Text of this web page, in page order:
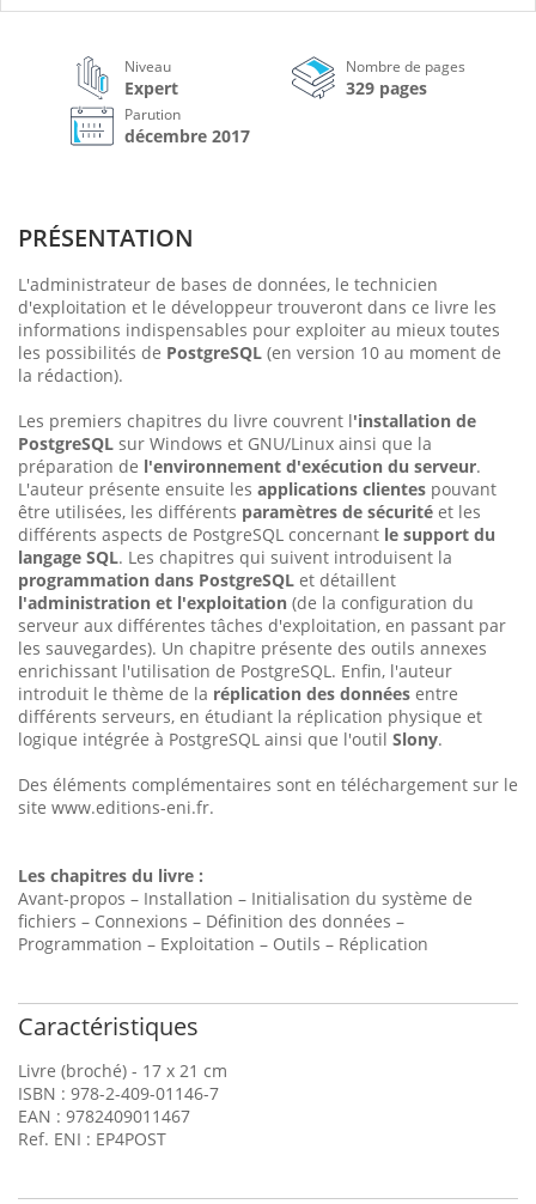
Niveau
Expert
Nombre de pages
329 pages
Parution
décembre 2017
PRÉSENTATION
L'administrateur de bases de données, le technicien
d'exploitation et le développeur trouveront dans ce livre les
informations indispensables pour exploiter au mieux toutes
les possibilités de PostgreSQL (en version 10 au moment de
la rédaction).
Les premiers chapitres du livre couvrent l'installation de
PostgreSQL sur Windows et GNU/Linux ainsi que la
préparation de l'environnement d'exécution du serveur.
L'auteur présente ensuite les applications clientes pouvant
être utilisées, les différents paramètres de sécurité et les
différents aspects de PostgreSQL concernant le support du
langage SQL. Les chapitres qui suivent introduisent la
programmation dans PostgreSQL et détaillent
l'administration et l'exploitation (de la configuration du
serveur aux différentes tâches d'exploitation, en passant par
les sauvegardes). Un chapitre présente des outils annexes
enrichissant l'utilisation de PostgreSQL. Enfin, l'auteur
introduit le thème de la réplication des données entre
différents serveurs, en étudiant la réplication physique et
logique intégrée à PostgreSQL ainsi que l'outil Slony.
Des éléments complémentaires sont en téléchargement sur le
site www.editions-eni.fr.
Les chapitres du livre :
Avant-propos – Installation – Initialisation du système de
fichiers – Connexions – Définition des données –
Programmation – Exploitation – Outils – Réplication
Caractéristiques
Livre (broché) - 17 x 21 cm
ISBN : 978-2-409-01146-7
EAN : 9782409011467
Ref. ENI : EP4POST